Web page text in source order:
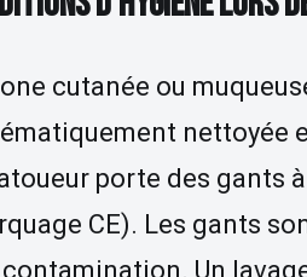
cutanée ou
nettoyée
porte des gants
CE). Les gants
Un